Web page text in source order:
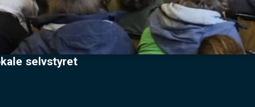
selvstyret